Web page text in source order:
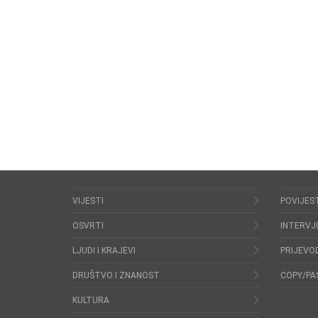
VIJESTI
OSVRTI
LJUDI I KRAJEVI
DRUŠTVO I ZNANOST
KULTURA
COPY/